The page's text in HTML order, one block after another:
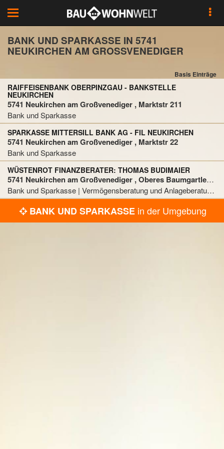
Toggle
navigation
BANK UND SPARKASSE IN 5741
NEUKIRCHEN AM GROSSVENEDIGER
Basis Einträge
RAIFFEISENBANK OBERPINZGAU - BANKSTELLE
NEUKIRCHEN
5741 Neukirchen am Großvenediger , Marktstr 211
Bank und Sparkasse
SPARKASSE MITTERSILL BANK AG - FIL NEUKIRCHEN
5741 Neukirchen am Großvenediger , Marktstr 22
Bank und Sparkasse
WÜSTENROT FINANZBERATER: THOMAS BUDIMAIER
5741 Neukirchen am Großvenediger , Oberes Baumgartlehen 348/7
Bank und Sparkasse | Vermögensberatung und Anlageberatung | Versicherungsunternehmen
BANK UND SPARKASSE in der Umgebung